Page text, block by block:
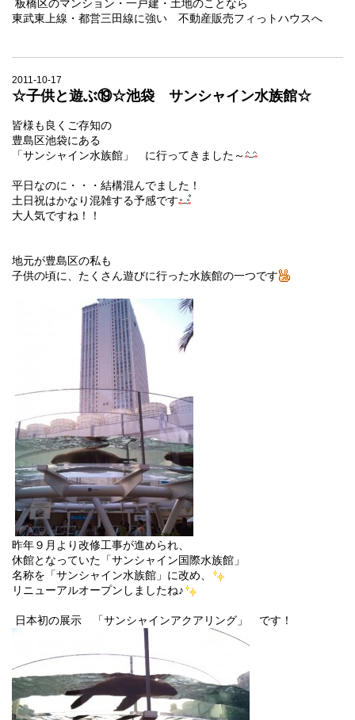
板橋区のマンション・一戸建・土地のことなら
東武東上線・都営三田線に強い 不動産販売フィっトハウスへ
2011-10-17
☆子供と遊ぶ⑲☆池袋 サンシャイン水族館☆
皆様も良くご存知の
豊島区池袋にある
「サンシャイン水族館」
に行ってきました～
平日なのに・・・結構混んでました！
土日祝はかなり混雑する予感です
大人気ですね！！
地元が豊島区の私も
子供の頃に、たくさん遊びに行った水族館の一つです
昨年９月より改修工事が進められ、
休館となっていた「サンシャイン国際水族館」
名称を 「サンシャイン水族館」 に改め、
リニューアルオープンしましたね♪
日本初の展示 「サンシャインアクアリング」 です！